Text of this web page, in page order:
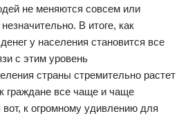
не меняются совсем или
В итоге, как
у населения становится все
с этим уровень
страны стремительно растет
граждане все чаще и чаще
к огромному удивлению для